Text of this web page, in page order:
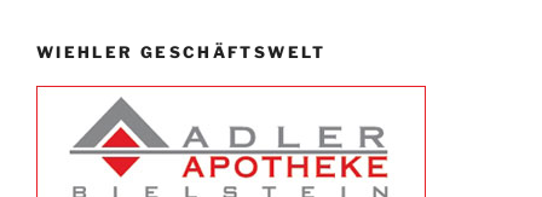
11.11.
„DÜX“ im Burghaus
15.11.
Konzert Bielsteiner Männerchor
Volkstrauertag am Ehrenmal
WIEHLER GESCHÄFTSWELT